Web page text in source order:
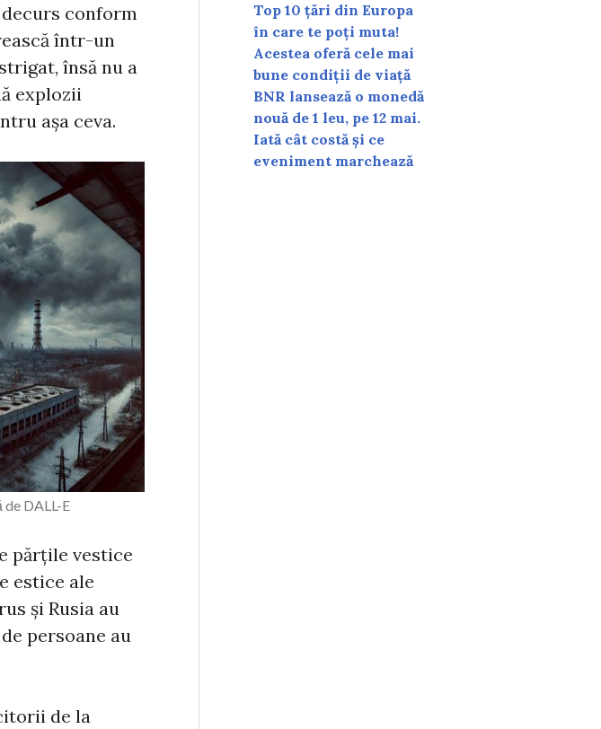
conform
într-un
însă nu a
explozii
așa ceva.
DALL-E
părțile vestice
estice ale
și Rusia au
persoane au
de la
Top 10 țări din Europa
în care te poți muta!
Acestea oferă cele mai
bune condiții de viață
BNR lansează o monedă
nouă de 1 leu, pe 12 mai.
Iată cât costă și ce
eveniment marchează